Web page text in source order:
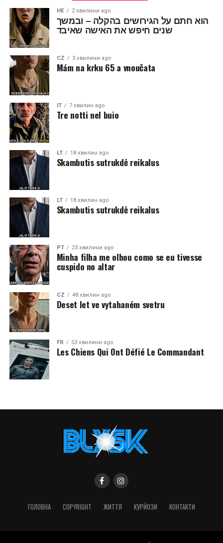
HE 2 хвилини ago
הוא חתם על הגירושים בהקלה – ובמשך
שנים חיפש את האישה שאיבד
CZ 3 хвилини ago
Mám na krku 65 a vnoučata
IT 7 хвилин ago
Tre notti nel buio
LT 18 хвилин ago
Skambutis sutrukdė reikalus
LT 18 хвилин ago
Skambutis sutrukdė reikalus
PT 23 хвилини ago
Minha filha me olhou como se eu tivesse
cuspido no altar
CZ 48 хвилин ago
Deset let ve vytahaném svetru
FR 53 хвилини ago
Les Chiens Qui Ont Défié Le Commandant
ГОЛОВНА COPYRIGHT ЖИТТЯ КУРЙОЗИ КОНТАКТИ